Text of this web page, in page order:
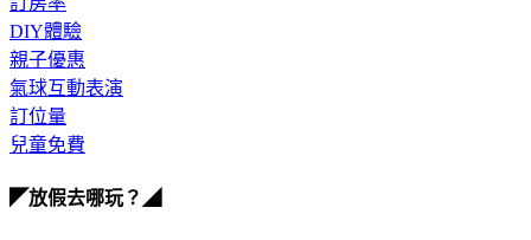
親子優惠
氣球互動表演
訂位量
兒童免費